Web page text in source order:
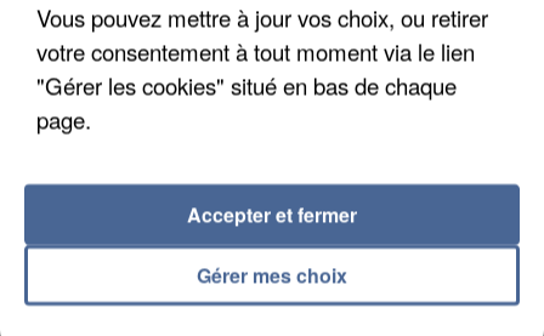
Vous pouvez mettre à jour vos choix, ou retirer
votre consentement à tout moment via le lien
"Gérer les cookies" situé en bas de chaque
page.
Gérer mes choix
Accepter et fermer